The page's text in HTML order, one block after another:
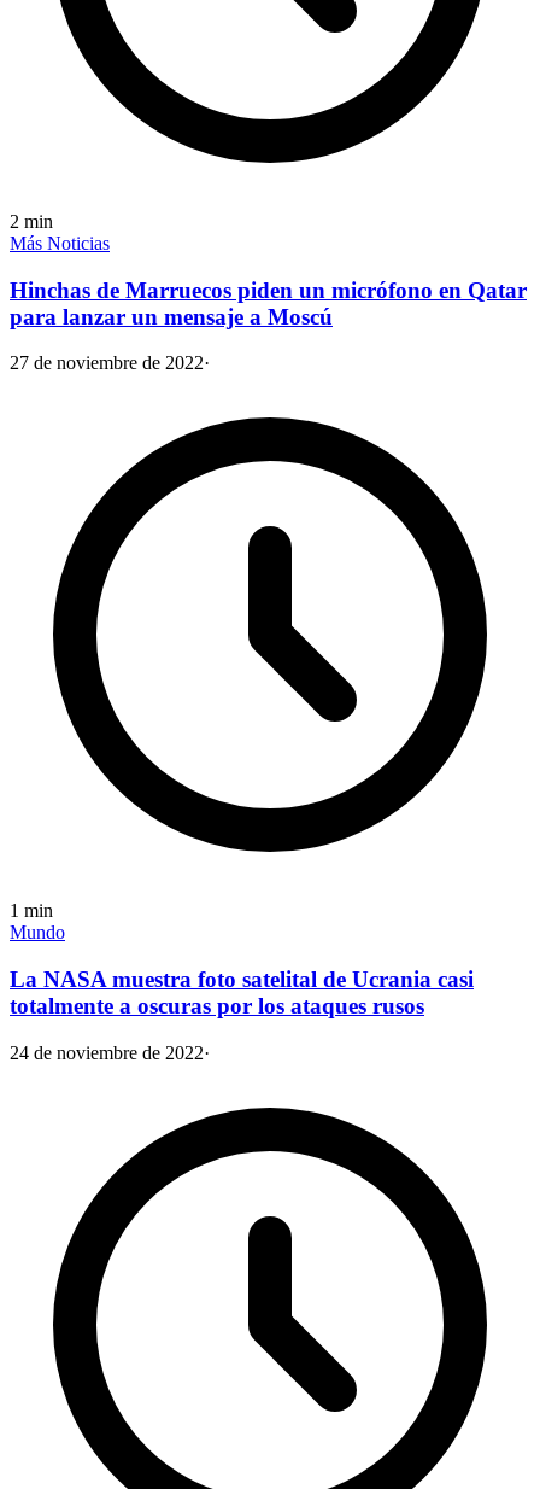
2 min
Más Noticias
Hinchas de Marruecos piden un micrófono en Qatar
para lanzar un mensaje a Moscú
27 de noviembre de 2022·
1 min
Mundo
La NASA muestra foto satelital de Ucrania casi
totalmente a oscuras por los ataques rusos
24 de noviembre de 2022·